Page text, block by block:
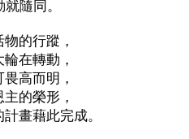
隨同。
的行蹤，
在轉動，
高而明，
的榮形，
畫藉此完成。